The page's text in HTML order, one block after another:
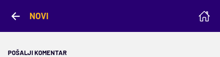
NOVI
POŠALJI KOMENTAR